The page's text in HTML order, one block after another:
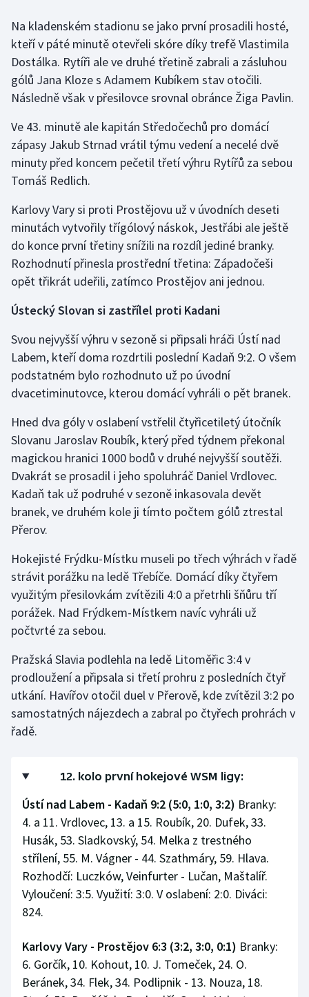
Futsal
Golf
Gymnastika
Házená
Jezdectví
Krasobruslení
Lezení
Moderní pětiboj
Motorsport
Olympijské hry
Parasport
Plavání
Plážový volejbal
Ragby
Rychlobruslení
Rychlostní kanoistika
Short track
Sportovní střelba
Stolní tenis
Triatlon
Vodní slalom
Volejbal
Ostatní
Na kladenském stadionu se jako první prosadili hosté,
kteří v páté minutě otevřeli skóre díky trefě Vlastimila
Dostálka. Rytíři ale ve druhé třetině zabrali a zásluhou
gólů Jana Kloze s Adamem Kubíkem stav otočili.
Následně však v přesilovce srovnal obránce Žiga Pavlin.
Ve 43. minutě ale kapitán Středočechů pro domácí
zápasy Jakub Strnad vrátil týmu vedení a necelé dvě
minuty před koncem pečetil třetí výhru Rytířů za sebou
Tomáš Redlich.
Karlovy Vary si proti Prostějovu už v úvodních deseti
minutách vytvořily třígólový náskok, Jestřábi ale ještě
do konce první třetiny snížili na rozdíl jediné branky.
Rozhodnutí přinesla prostřední třetina: Západočeši
opět třikrát udeřili, zatímco Prostějov ani jednou.
Ústecký Slovan si zastřílel proti Kadani
Svou nejvyšší výhru v sezoně si připsali hráči Ústí nad
Labem, kteří doma rozdrtili poslední Kadaň 9:2. O všem
podstatném bylo rozhodnuto už po úvodní
dvacetiminutovce, kterou domácí vyhráli o pět branek.
Hned dva góly v oslabení vstřelil čtyřicetiletý útočník
Slovanu Jaroslav Roubík, který před týdnem překonal
magickou hranici 1000 bodů v druhé nejvyšší soutěži.
Dvakrát se prosadil i jeho spoluhráč Daniel Vrdlovec.
Kadaň tak už podruhé v sezoně inkasovala devět
branek, ve druhém kole ji tímto počtem gólů ztrestal
Přerov.
Hokejisté Frýdku-Místku museli po třech výhrách v řadě
strávit porážku na ledě Třebíče. Domácí díky čtyřem
využitým přesilovkám zvítězili 4:0 a přetrhli šňůru tří
porážek. Nad Frýdkem-Místkem navíc vyhráli už
počtvrté za sebou.
Pražská Slavia podlehla na ledě Litoměřic 3:4 v
prodloužení a připsala si třetí prohru z posledních čtyř
utkání. Havířov otočil duel v Přerově, kde zvítězil 3:2 po
samostatných nájezdech a zabral po čtyřech prohrách v
řadě.
12. kolo první hokejové WSM ligy:
Ústí nad Labem - Kadaň 9:2 (5:0, 1:0, 3:2) Branky:
4. a 11. Vrdlovec, 13. a 15. Roubík, 20. Dufek, 33.
Husák, 53. Sladkovský, 54. Melka z trestného
střílení, 55. M. Vágner - 44. Szathmáry, 59. Hlava.
Rozhodčí: Luczków, Veinfurter - Lučan, Maštalíř.
Vyloučení: 3:5. Využití: 3:0. V oslabení: 2:0. Diváci:
824.
Karlovy Vary - Prostějov 6:3 (3:2, 3:0, 0:1) Branky:
6. Gorčík, 10. Kohout, 10. J. Tomeček, 24. O.
Beránek, 34. Flek, 34. Podlipnik - 13. Nouza, 18.